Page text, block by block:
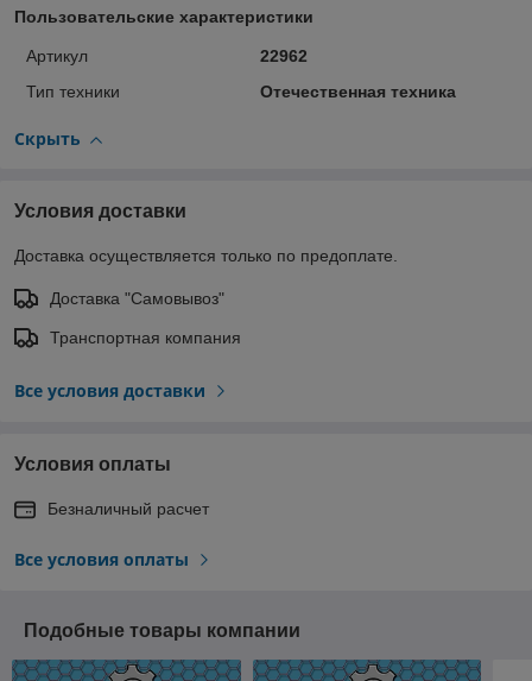
Пользовательские характеристики
Артикул
22962
Тип техники
Отечественная техника
Скрыть
Условия доставки
Доставка осуществляется только по предоплате.
Доставка "Самовывоз"
Транспортная компания
Все условия доставки
Условия оплаты
Безналичный расчет
Все условия оплаты
Подобные товары компании